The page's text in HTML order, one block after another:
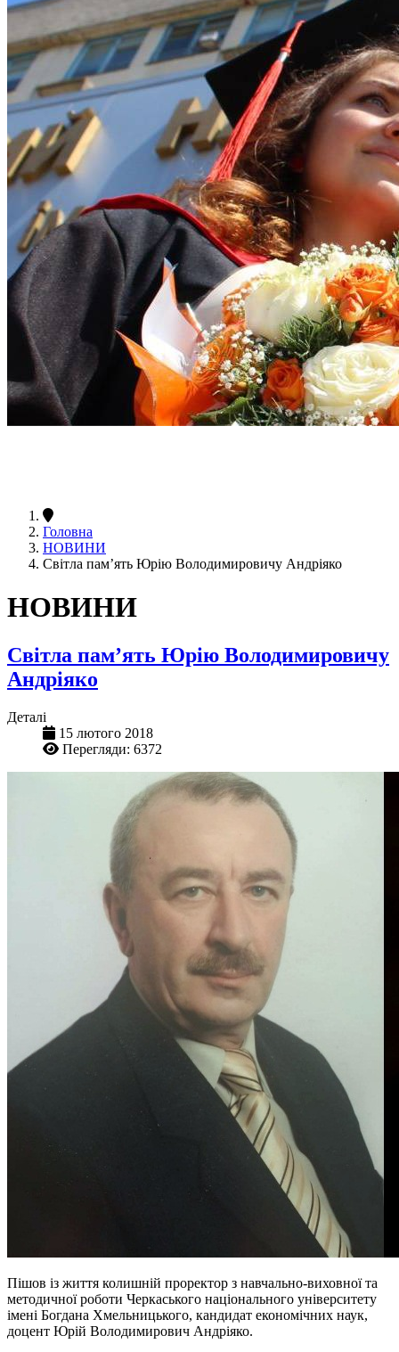
Головна
НОВИНИ
Світла пам’ять Юрію Володимировичу Андріяко
НОВИНИ
Світла пам’ять Юрію Володимировичу
Андріяко
Деталі
15 лютого 2018
Перегляди: 6372
Пішов із життя колишній проректор з навчально-виховної та
методичної роботи Черкаського національного університету
імені Богдана Хмельницького, кандидат економічних наук,
доцент Юрій Володимирович Андріяко.